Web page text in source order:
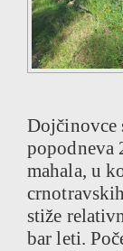
Dojčinovce
popodneva
mahala, u
stiže
bar leti.